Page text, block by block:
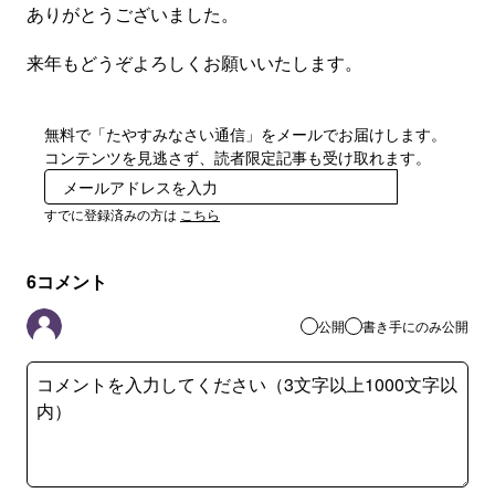
ありがとうございました。
来年もどうぞよろしくお願いいたします。
無料で「たやすみなさい通信」をメールでお届けします。
コンテンツを見逃さず、読者限定記事も受け取れます。
すでに登録済みの方は こちら
6コメント
公開 書き手にのみ公開